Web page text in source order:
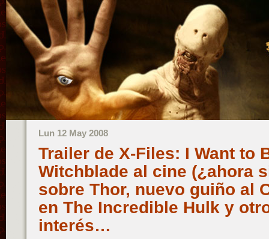
Lun 12 May 2008
Trailer de X-Files: I Want to
Witchblade al cine (¿ahora
sobre Thor, nuevo guiño al
en The Incredible Hulk y
interés…